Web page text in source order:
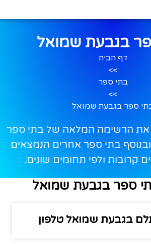
בגבעת שמואל
דף הבית
>>
בתי ספר
>>
ספר בגבעת שמואל
את הרשימה המלאה של בתי ספר
בתי ספר אחרים הנמצאים
קרובות ולפי תחומים שונים.
ספר בגבעת שמואל
בגבעת שמואל טלפון